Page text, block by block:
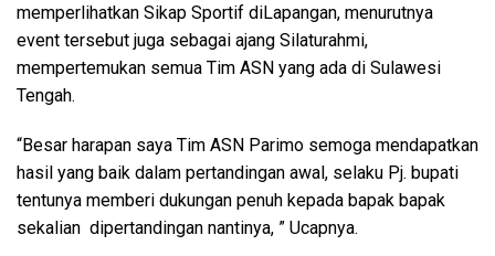
memperlihatkan Sikap Sportif diLapangan, menurutnya
event tersebut juga sebagai ajang Silaturahmi,
mempertemukan semua Tim ASN yang ada di Sulawesi
Tengah.
“Besar harapan saya Tim ASN Parimo semoga mendapatkan
hasil yang baik dalam pertandingan awal, selaku Pj. bupati
tentunya memberi dukungan penuh kepada bapak bapak
sekalian dipertandingan nantinya, ” Ucapnya.